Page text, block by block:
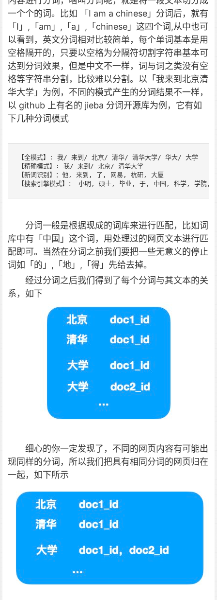
一个个的词。比如 「I am a chinese」分词后，就有
「I」,「am」,「a」,「chinese」这四个词,从中也可
以看到，英文分词相对比较简单，每个单词基本是用
空格隔开的，只要以空格为分隔符切割字符串基本可
达到分词效果，但是中文不一样，词与词之类没有空
格等字符串分割，比较难以分割。以「我来到北京清
华大学」为例，不同的模式产生的分词结果不一样，
以 github 上有名的 jieba 分词开源库为例，它有如
下几种分词模式
【全模式】: 我/ 来到/ 北京/ 清华/ 清华大学/ 华大/ 大学
【精确模式】: 我/ 来到/ 北京/ 清华大学
【新词识别】：他, 来到, 了, 网易, 杭研, 大厦
【搜索引擎模式】： 小明, 硕士, 毕业, 于, 中国, 科学, 学
分词一般是根据现成的词库来进行匹配，比如词
库中有「中国」这个词，用处理过的网页文本进行匹
配即可。当然在分词之前我们要把一些无意义的停止
词如「的」,「地」,「得」先给去掉。
经过分词之后我们得到了每个分词与其文本的关
系，如下
细心的你一定发现了，不同的网页内容有可能出
现同样的分词，所以我们把具有相同分词的网页归在
一起，如下所示